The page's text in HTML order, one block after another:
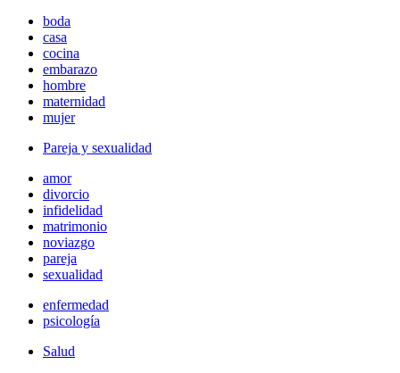
boda
casa
cocina
embarazo
hombre
maternidad
mujer
Pareja y sexualidad
amor
divorcio
infidelidad
matrimonio
noviazgo
pareja
sexualidad
enfermedad
psicología
Salud